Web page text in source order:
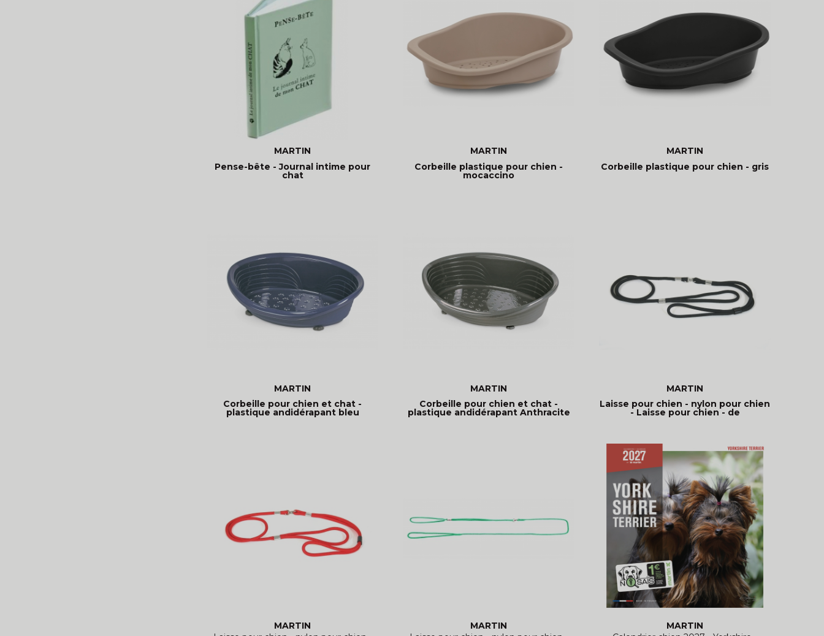
MARTIN
Pense-bête - Journal intime pour
chat
MARTIN
Corbeille plastique pour chien -
mocaccino
MARTIN
Corbeille plastique pour chien - gris
MARTIN
Corbeille pour chien et chat -
plastique andidérapant bleu
MARTIN
Corbeille pour chien et chat -
plastique andidérapant Anthracite
MARTIN
Laisse pour chien - nylon pour chien
- Laisse pour chien - de
MARTIN
MARTIN
MARTIN